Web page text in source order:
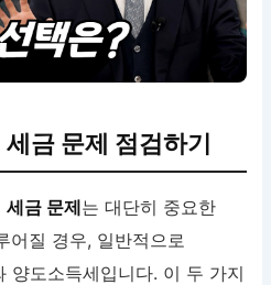
금 문제 점검하기
세금 문제는 대단히 중요한
어질 경우, 일반적으로
양도소득세입니다. 이 두 가지